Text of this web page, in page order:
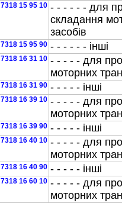
7318 15 95 10 - - - - - - для
складання
засобiв
7318 15 95 90 - - - - - - iншi
7318 16 31 10 - - - - - для
моторних
7318 16 31 90 - - - - - iншi
7318 16 39 10 - - - - - для
моторних
7318 16 39 90 - - - - - iншi
7318 16 40 10 - - - - - для
моторних
7318 16 40 90 - - - - - iншi
7318 16 60 10 - - - - - для
моторних